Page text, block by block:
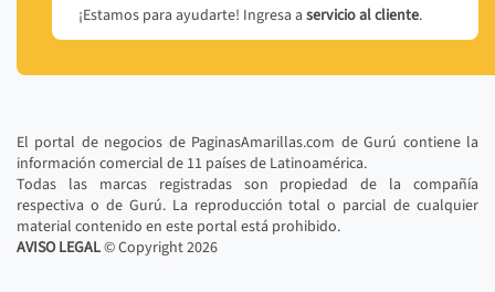
¡Estamos para ayudarte! Ingresa a servicio al cliente.
El portal de negocios de PaginasAmarillas.com de Gurú contiene la
información comercial de 11 países de Latinoamérica.
Todas las marcas registradas son propiedad de la compañía
respectiva o de Gurú. La reproducción total o parcial de cualquier
material contenido en este portal está prohibido.
AVISO LEGAL© Copyright2026